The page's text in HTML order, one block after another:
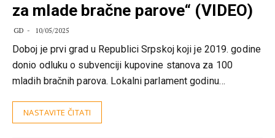
za mlade bračne parove“ (VIDEO)
GD 10/05/2025
Doboj je prvi grad u Republici Srpskoj koji je 2019. godine
donio odluku o subvenciji kupovine stanova za 100
mladih bračnih parova. Lokalni parlament godinu…
NASTAVITE ČITATI